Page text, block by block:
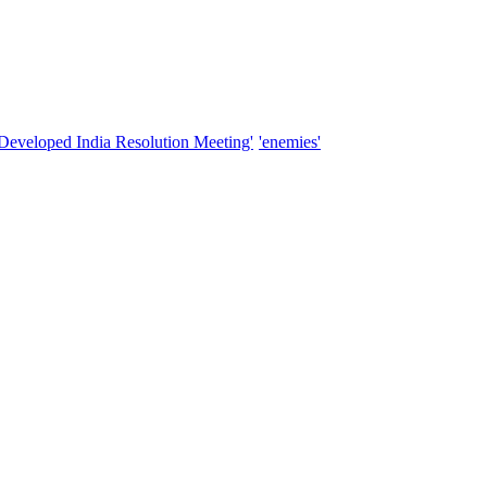
India Resolution Meeting' 'enemies'